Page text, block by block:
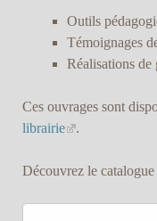
Outils
Témoignages
Réalisations de
Ces ouvrages sont
librairie
.
Découvrez le